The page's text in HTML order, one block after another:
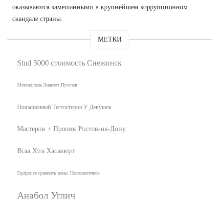
оказываются замешанными в крупнейшем коррупционном
скандале страны.
МЕТКИ
Stud 5000 стоимость Снежинск
Метенолона Энантат Пугачев
Повышенный Тестостерон У Девушек
Мастерон + Пропик Ростов-на-Дону
Bcaa Xtra Хасавюрт
Equipoise сравнить цены Новошахтинск
Анабол Углич